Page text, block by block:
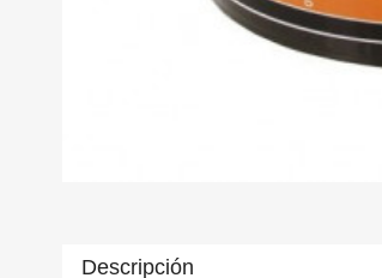
Descripción